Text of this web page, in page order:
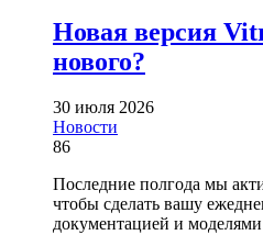
Новая версия
нового?
30 июля 2026
Новости
86
Последние полгода мы
чтобы сделать вашу
документацией и